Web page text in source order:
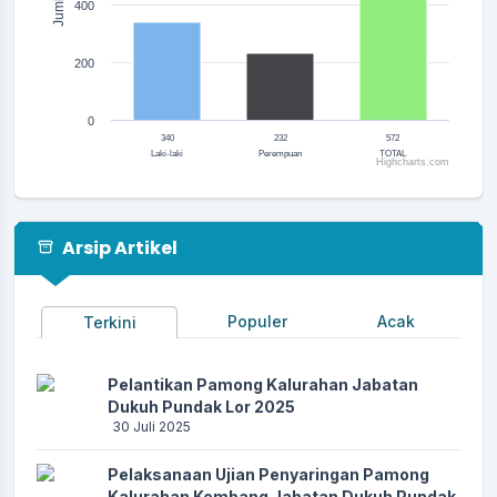
340
Laki-laki
232
Perempuan
572
TOTAL
0
200
400
Highcharts.com
Arsip Artikel
Terkini Populer Acak
Pelantikan Pamong Kalurahan Jabatan
Dukuh Pundak Lor 2025
30 Juli 2025
Pelaksanaan Ujian Penyaringan Pamong